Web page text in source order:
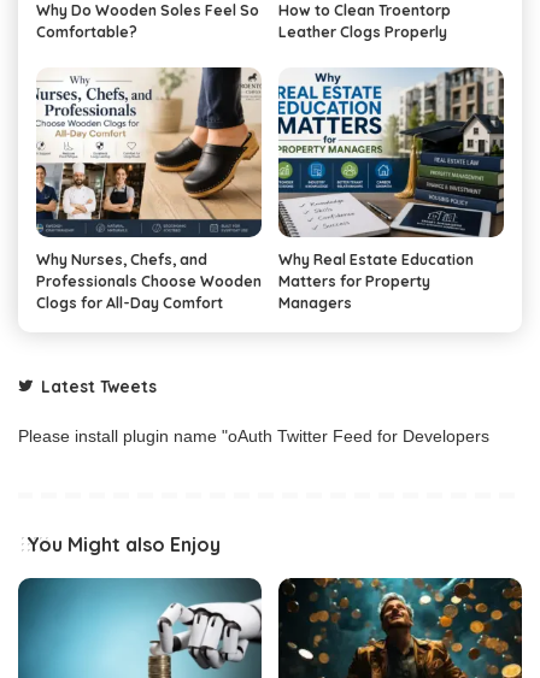
Why Do Wooden Soles Feel So
Comfortable?
How to Clean Troentorp
Leather Clogs Properly
Why Nurses, Chefs, and
Professionals Choose Wooden
Clogs for All-Day Comfort
Why Real Estate Education
Matters for Property
Managers
Latest Tweets
Please install plugin name "oAuth Twitter Feed for Developers
You Might also Enjoy